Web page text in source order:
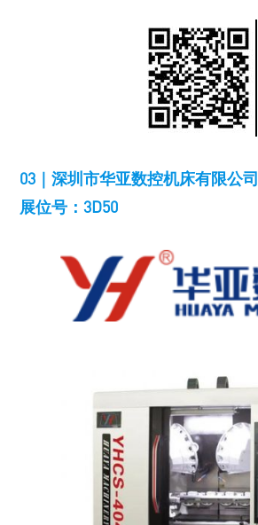
03｜深圳市华亚数控机床有限公司
展位号：3D50